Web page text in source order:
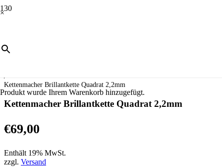
×
Produkt wurde Ihrem Warenkorb hinzugefügt.
Halsschmuck
/
Kettenmacher Brillantkette Quadrat 2,2mm
Kettenmacher Brillantkette Quadrat 2,2mm
€69,00
Enthält 19% MwSt.
zzgl. Versand